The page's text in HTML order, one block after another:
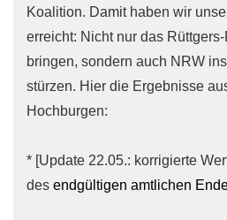
Koalition. Damit haben wir
erreicht: Nicht nur das
bringen, sondern auch NRW
stürzen. Hier die Ergebnisse
Hochburgen:
* [Update 22.05.: korrigierte
des endgültigen amtlichen